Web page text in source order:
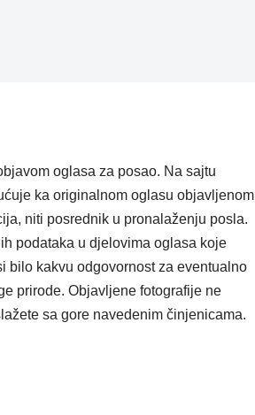
oglasa za posao. Na sajtu
ka originalnom oglasu objavljenom
niti posrednik u pronalaženju posla.
podataka u djelovima oglasa koje
bilo kakvu odgovornost za eventualno
prirode. Objavljene fotografije ne
sa gore navedenim činjenicama.